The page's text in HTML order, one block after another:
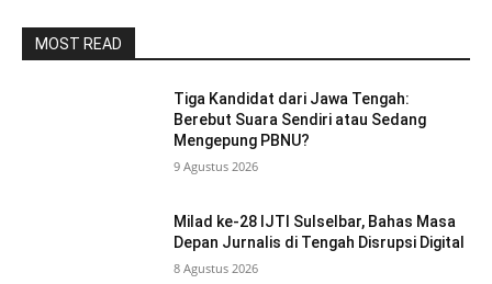
MOST READ
Tiga Kandidat dari Jawa Tengah:
Berebut Suara Sendiri atau Sedang
Mengepung PBNU?
9 Agustus 2026
Milad ke-28 IJTI Sulselbar, Bahas Masa
Depan Jurnalis di Tengah Disrupsi Digital
8 Agustus 2026